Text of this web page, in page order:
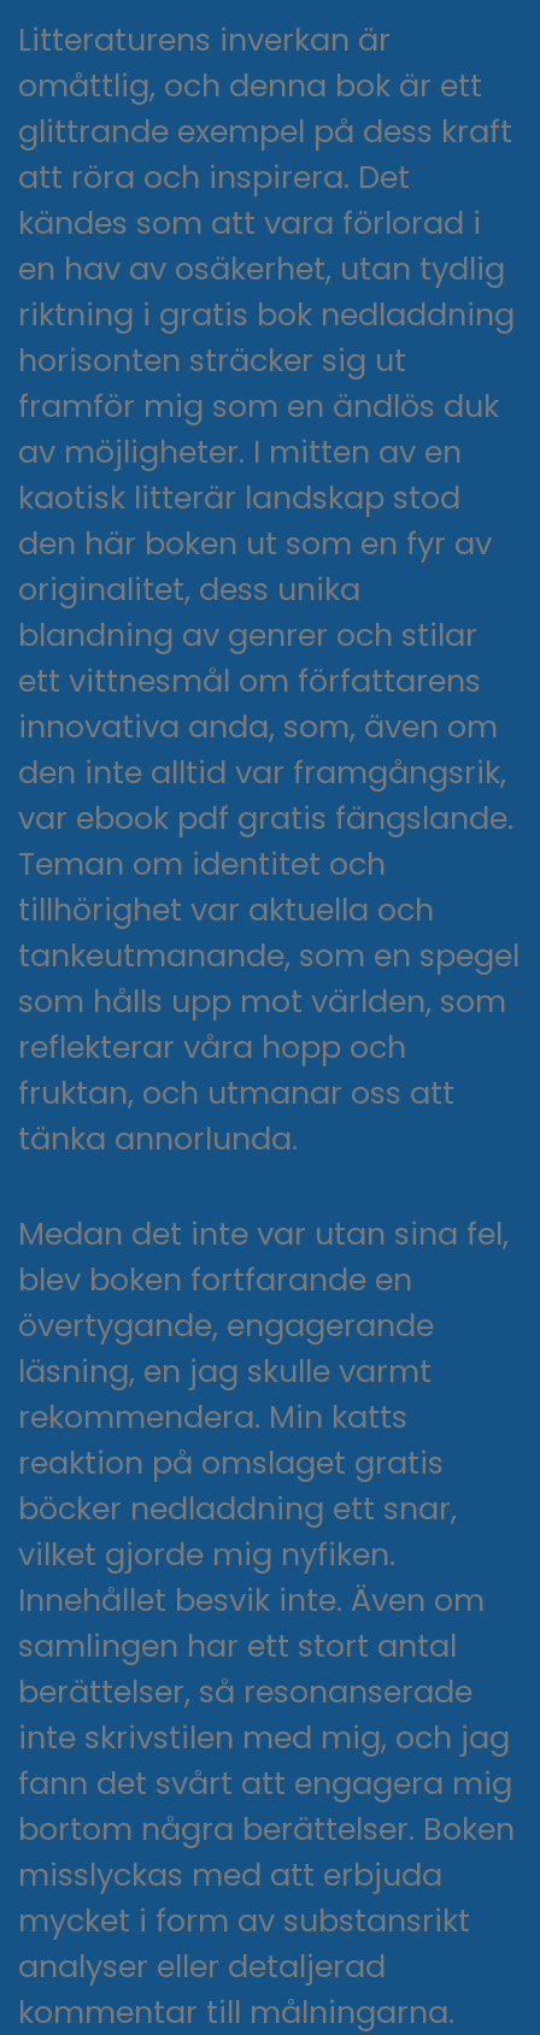
Litteraturens inverkan är
omåttlig, och denna bok är ett
glittrande exempel på dess kraft
att röra och inspirera. Det
kändes som att vara förlorad i
en hav av osäkerhet, utan tydlig
riktning i gratis bok nedladdning
horisonten sträcker sig ut
framför mig som en ändlös duk
av möjligheter. I mitten av en
kaotisk litterär landskap stod
den här boken ut som en fyr av
originalitet, dess unika
blandning av genrer och stilar
ett vittnesmål om författarens
innovativa anda, som, även om
den inte alltid var framgångsrik,
var ebook pdf gratis fängslande.
Teman om identitet och
tillhörighet var aktuella och
tankeutmanande, som en spegel
som hålls upp mot världen, som
reflekterar våra hopp och
fruktan, och utmanar oss att
tänka annorlunda.
Medan det inte var utan sina fel,
blev boken fortfarande en
övertygande, engagerande
läsning, en jag skulle varmt
rekommendera. Min katts
reaktion på omslaget gratis
böcker nedladdning ett snar,
vilket gjorde mig nyfiken.
Innehållet besvik inte. Även om
samlingen har ett stort antal
berättelser, så resonanserade
inte skrivstilen med mig, och jag
fann det svårt att engagera mig
bortom några berättelser. Boken
misslyckas med att erbjuda
mycket i form av substansrikt
analyser eller detaljerad
kommentar till målningarna.